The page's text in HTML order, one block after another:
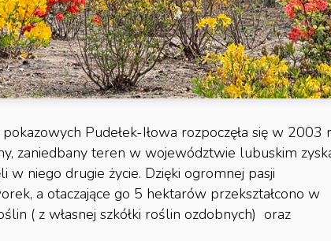
Pudełek-Iłowa rozpoczęła się w 2003
zaniedbany teren w województwie lubuskim
w niego drugie życie. Dzięki ogromnej pasji
a otaczające go 5 hektarów przekształcono w
( z własnej szkółki roślin ozdobnych) oraz